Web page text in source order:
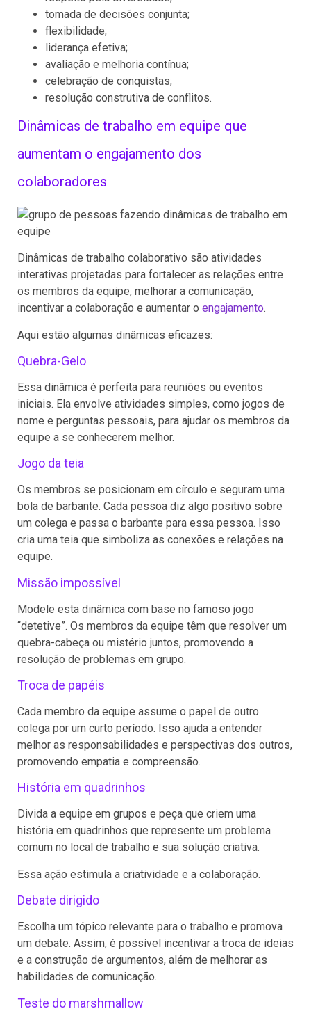
tomada de decisões conjunta;
flexibilidade;
liderança efetiva;
avaliação e melhoria contínua;
celebração de conquistas;
resolução construtiva de conflitos.
Dinâmicas de trabalho em equipe que
aumentam o engajamento dos
colaboradores
Dinâmicas de trabalho colaborativo são atividades
interativas projetadas para fortalecer as relações entre
os membros da equipe, melhorar a comunicação,
incentivar a colaboração e aumentar o engajamento.
Aqui estão algumas dinâmicas eficazes:
Quebra-Gelo
Essa dinâmica é perfeita para reuniões ou eventos
iniciais. Ela envolve atividades simples, como jogos de
nome e perguntas pessoais, para ajudar os membros da
equipe a se conhecerem melhor.
Jogo da teia
Os membros se posicionam em círculo e seguram uma
bola de barbante. Cada pessoa diz algo positivo sobre
um colega e passa o barbante para essa pessoa. Isso
cria uma teia que simboliza as conexões e relações na
equipe.
Missão impossível
Modele esta dinâmica com base no famoso jogo
“detetive”. Os membros da equipe têm que resolver um
quebra-cabeça ou mistério juntos, promovendo a
resolução de problemas em grupo.
Troca de papéis
Cada membro da equipe assume o papel de outro
colega por um curto período. Isso ajuda a entender
melhor as responsabilidades e perspectivas dos outros,
promovendo empatia e compreensão.
História em quadrinhos
Divida a equipe em grupos e peça que criem uma
história em quadrinhos que represente um problema
comum no local de trabalho e sua solução criativa.
Essa ação estimula a criatividade e a colaboração.
Debate dirigido
Escolha um tópico relevante para o trabalho e promova
um debate. Assim, é possível incentivar a troca de ideias
e a construção de argumentos, além de melhorar as
habilidades de comunicação.
Teste do marshmallow